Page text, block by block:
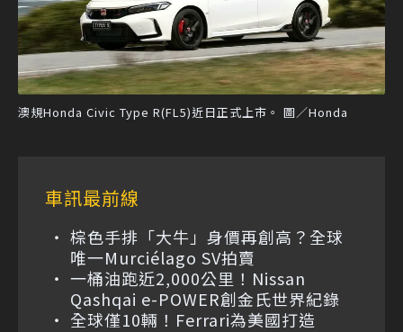
澳規Honda Civic Type R(FL5)近日正式上市。 圖／Honda
車訊最前線
棕色手排「大牛」身價再創高？全球
唯一Murciélago SV拍賣
一桶油跑近2,000公里！Nissan
Qashqai e-POWER創金氏世界紀錄
全球僅10輛！Ferrari為美國打造